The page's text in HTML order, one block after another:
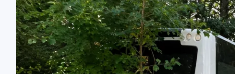
zaobserwuj nas
zaobserwuj nas